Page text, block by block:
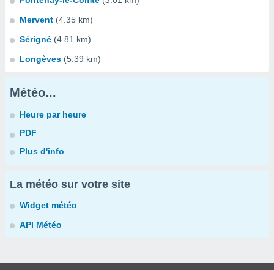
Mervent (4.35 km)
Sérigné (4.81 km)
Longèves (5.39 km)
Météo...
Heure par heure
PDF
Plus d'info
La météo sur votre site
Widget météo
API Météo